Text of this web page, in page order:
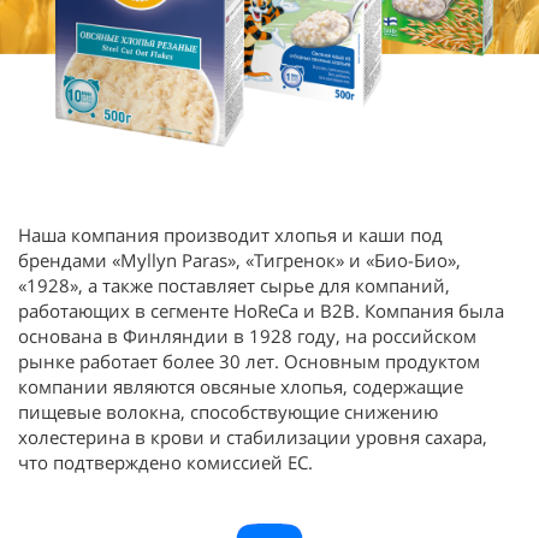
Наша компания производит хлопья и каши под
брендами «Myllyn Paras», «Тигренок» и «Био-Био»,
«1928», а также поставляет сырье для компаний,
работающих в сегменте HoReCa и B2B. Компания была
основана в Финляндии в 1928 году, на российском
рынке работает более 30 лет. Основным продуктом
компании являются овсяные хлопья, содержащие
пищевые волокна, способствующие снижению
холестерина в крови и стабилизации уровня сахара,
что подтверждено комиссией ЕС.